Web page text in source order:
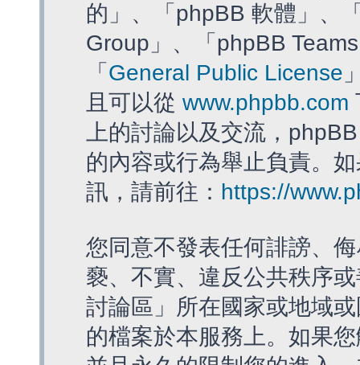
的」、「phpBB 軟體」、
Group」、「phpBB
「 General Public License
且可以從 www.phpbb.com
上的討論以及交流，
的內容或行為舉止負責。
訊，請前往： https://
您同意不發表任何誹謗、
褻、不實、違反公共秩序
討論區」所在國家或地域
的檔案於本服務上。如果